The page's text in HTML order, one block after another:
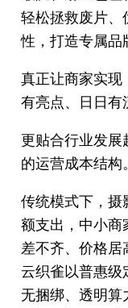
轻松拯救废片、
性，打造专属品
真正让商家实现
有亮点、日日有
更贴合行业发展
的运营成本结构。
传统模式下，摄
额支出，中小商
差不齐、价格居
云织雀以普惠级
无捆绑、透明算